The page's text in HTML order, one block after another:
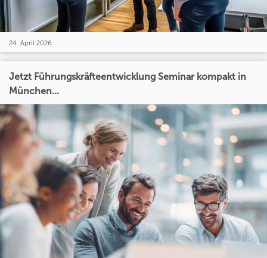
24. April 2026
Jetzt Führungskräfteentwicklung Seminar kompakt in
München...